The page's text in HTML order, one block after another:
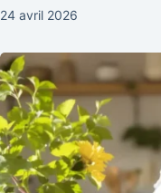
24 avril 2026